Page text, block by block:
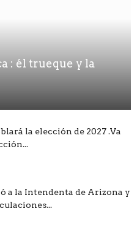
: él trueque y la
la elección de 2027 .Va
a la Intendenta de Arizona y